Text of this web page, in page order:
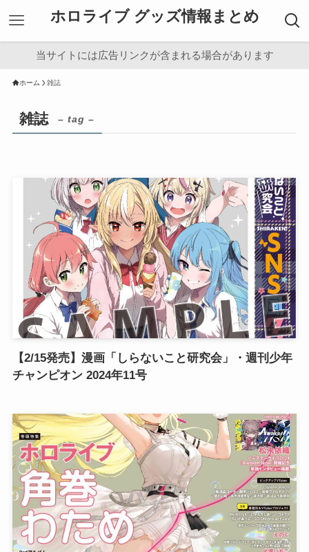
ホロライブ グッズ情報まとめ
当サイトには広告リンクが含まれる場合があります
ホーム 雑誌
雑誌 – tag –
【2/15発売】漫画「しらないこと研究会」・週刊少年
チャンピオン 2024年11号